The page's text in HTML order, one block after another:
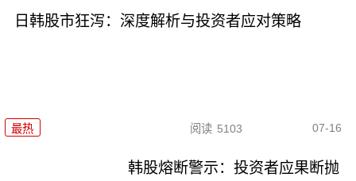
日韩股市狂泻：深度解析与投资者应对策略
最热 阅读 5103 07-16
韩股熔断警示：投资者应果断抛